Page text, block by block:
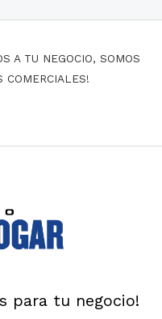
A TU NEGOCIO, SOMOS
COMERCIALES!
para tu negocio!